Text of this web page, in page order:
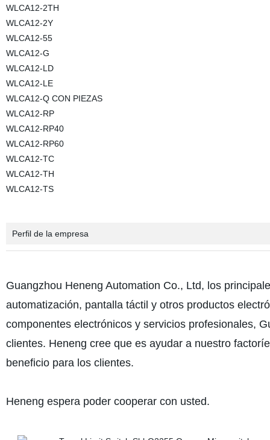
WLCA12-2TH
WLCA12-2Y
WLCA12-55
WLCA12-G
WLCA12-LD
WLCA12-LE
WLCA12-Q CON PIEZAS
WLCA12-RP
WLCA12-RP40
WLCA12-RP60
WLCA12-TC
WLCA12-TH
WLCA12-TS
Perfil de la empresa
Guangzhou Heneng Automation Co., Ltd, los
automatización, pantalla táctil y otros productos
componentes electrónicos y servicios profesionales,
clientes. Heneng cree que es ayudar a nuestro
beneficio para los clientes.
Heneng espera poder cooperar con usted.